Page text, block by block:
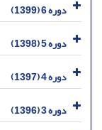
دوره 6 (1399)
دوره 5 (1398)
دوره 4 (1397)
دوره 3 (1396)